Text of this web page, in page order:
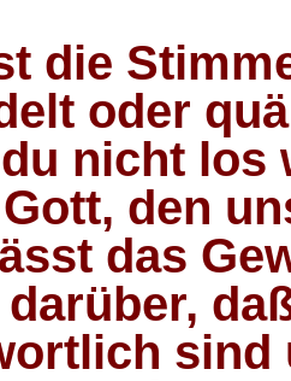
die
oder
nicht los
den
das
sind